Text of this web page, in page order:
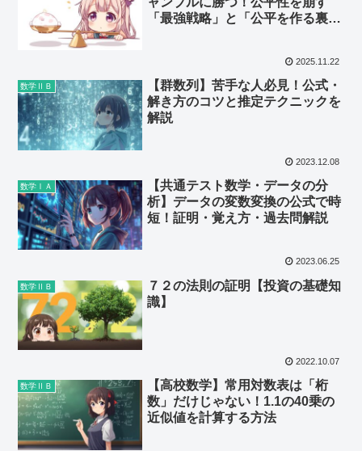
「最強戦略」と「公平を作る裏ワ
2025.11.22
数学ⅡＢ
【群数列】苦手な人必見！公式・
解き方のコツと推定テクニックを
解説
2023.12.08
数学ⅠＡ
【共通テスト数学・データの分
析】データの変数変換の公式で時
短！証明・覚え方・過去問解説
2023.06.25
数学ⅡＢ
７２の法則の証明【投資の基礎知
識】
2022.10.07
数学ⅡＢ
【高校数学】常用対数表は「桁
数」だけじゃない！1.1の40乗の
近似値を計算する方法